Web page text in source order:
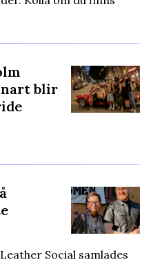
blir
Social samlades